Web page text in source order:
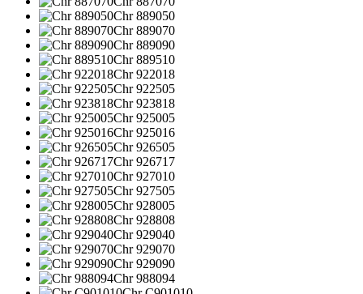
Chr 889050
Chr 889070
Chr 889090
Chr 889510
Chr 922018
Chr 922505
Chr 923818
Chr 925005
Chr 925016
Chr 926505
Chr 926717
Chr 927010
Chr 927505
Chr 928005
Chr 928808
Chr 929040
Chr 929070
Chr 929090
Chr 988094